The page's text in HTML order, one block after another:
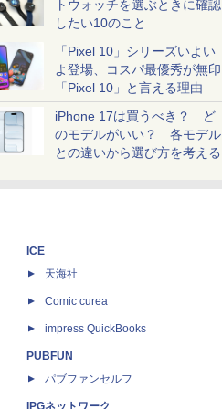
トウォッチを選ぶときに確認
したい10のこと
「Pixel 10」シリーズいよい
よ登場、コスパ最優秀が無印
「Pixel 10」と言える理由
iPhone 17は買うべき？ ど
のモデルがいい？ 各モデル
との違いから選び方を考える
ICE
天海社
Comic curea
impress QuickBooks
PUBFUN
パブファンセルフ
IPGネットワーク